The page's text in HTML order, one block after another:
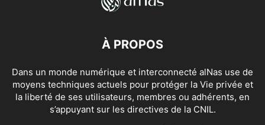
À PROPOS
Dans un monde numérique et interconnecté alNas use de
moyens techniques actuels pour protéger la Vie privée et
la liberté de ses utilisateurs, membres ou adhérents, en
s’appuyant sur les directives de la CNIL.